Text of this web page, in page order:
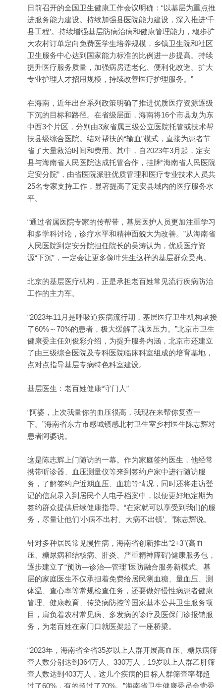
日前召开的全国卫生健康工作会议明确：“以基层为重点推
进服务能力建设。持续加强县医院能力建设，深入推进‘千
县工程’。持续增强基层防病治病和健康管理能力，稳步扩
大农村订单定向免费医学生培养规模，乡镇卫生院和社区
卫生服务中心达到国家能力标准的比例进一步提高。持续
提升医疗服务质量，加强病房适老化、便利化改造。扩大
专业护理人才招用规模，持续改善医疗护理服务。”
在海南，近年出台系列政策明确了推进优质医疗资源逐级
下沉的目标和路径。在省级层面，海南将16个市县划为东
中西3个片区，分别由3家省属三级公立医院托管或技术帮
扶县级综合医院。结对帮扶的“输血”模式，直接为患者节
省了大量救治时间和费用。其中，自2023年3月起，定安
县与海南省人民医院达成托管合作，挂牌“海南省人民医院
定安分院”，由省医院派驻优质管理和医疗专业技术人员共
25名专家支持工作，显著提高了定安县域内的医疗服务水
平。
“通过省属医院专家的传帮带，基层医护人员更加注重学习
和多学科讨论，诊疗水平和精神面貌大为改善。”从海南省
人民医院到定安分院担任院长的吴涛认为，优质医疗资
源“下沉”，一定会让更多像叶先生这样的基层群众受惠。
北京的基层医疗机构，正是承担老百姓常见流行疾病防治
工作的主力军。
“2023年11月是呼吸道疾病流行期，基层医疗卫生机构承接
了60%～70%的患者，极大缓解了就医压力。”北京市卫生
健康委主任刘俊彩介绍，为提升服务内涵，北京市还建立
了由三级综合医院及专科医院临床科室组成的培育基地，
点对点指导基层专病特色科室建设。
基层医生：老百姓健康“守门人”
“阿婆，上次我量你的血压很高，我现在来帮你复查一
下。”海南省东方市感城镇感北村卫生室乡村医生陈志辉对
患者阿婆说。
这是陈志辉上门随访的一幕。作为家庭签约医生，他经常
携带听诊器、血压测量仪等来到签约户家中进行随访服
务，了解签约户近期血压、血糖等情况，同时还将走访登
记的信息录入到居民个人电子档案中，以便更好地定期为
签约群众提供后续健康指导。“在家就可以享受到我们的服
务，尽量让他们‘小病不出村、大病不出镇’。”陈志辉说。
针对多种居民常见慢性病，海南省创新推出“2+3”(高血
压、糖尿病和结核病、肝炎、严重精神障碍)健康服务包，
逐步建立了“预防—诊治—管理”医防融合服务新模式。基
层的家庭医生不仅承担着免费给居民测血糖、量血压、测
体温、查心率等常规检查任务，还要做好慢性病患者健康
管理、健康教育、传染病防控等国家基本公共卫生服务项
目，肩负着农村常见病、多发病的诊疗及医保门诊报销服
务，为老百姓在家门口就医架起了一座桥梁。
“2023年，海南省全省35岁以上人群开展高血压、糖尿病筛
查人数分别达到364万人、330万人，19岁以上人群乙肝筛
查人数达到403万人，这几个疾病的目标人群筛查率都超
过了60%，有的超过了70%。”海南省卫生健康委员会党委